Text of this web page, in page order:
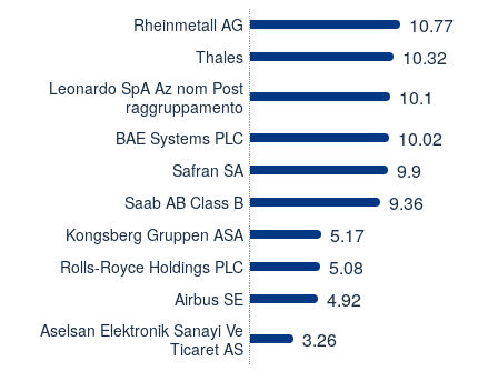
10,6
INDICE DE RÉFÉRENCE
VettaFi European Future of
CATÉGORIE MORNINGSTAR
& Industrie
OUVERTURE CLÔTURE VEILLE
Rheinmetall AG 10.77
Thales 10.32
Leonardo SpA Az nom Post
raggruppamento
10.1
BAE Systems PLC 10.02
Safran SA 9.9
Saab AB Class B 9.36
Kongsberg Gruppen ASA 5.17
Rolls-Royce Holdings PLC 5.08
Airbus SE 4.92
Aselsan Elektronik Sanayi Ve
Ticaret AS
3.26